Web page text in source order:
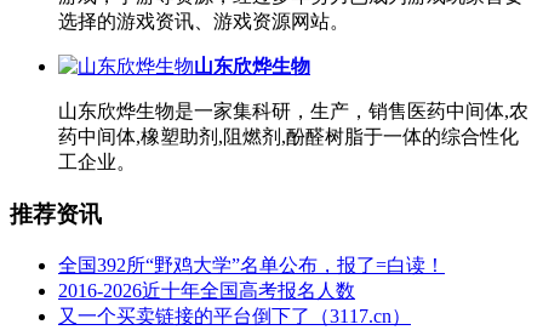
选择的游戏资讯、游戏资源网站。
山东欣烨生物
山东欣烨生物是一家集科研，生产，销售医药中间体,农
药中间体,橡塑助剂,阻燃剂,酚醛树脂于一体的综合性化
工企业。
推荐资讯
全国392所“野鸡大学”名单公布，报了=白读！
2016-2026近十年全国高考报名人数
又一个买卖链接的平台倒下了（3117.cn）